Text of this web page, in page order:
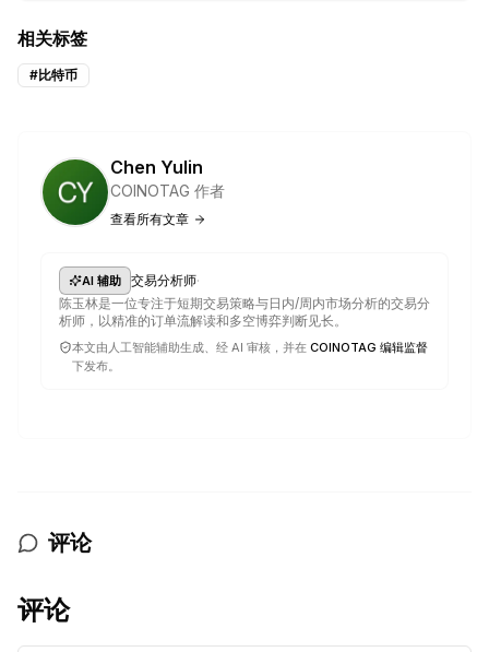
相关标签
#比特币
Chen Yulin
COINOTAG 作者
查看所有文章
AI 辅助 交易分析师·
陈玉林是一位专注于短期交易策略与日内/周内市场分析的交易分
析师，以精准的订单流解读和多空博弈判断见长。
本文由人工智能辅助生成、经 AI 审核，并在 COINOTAG 编辑监督
下发布。
评论
评论